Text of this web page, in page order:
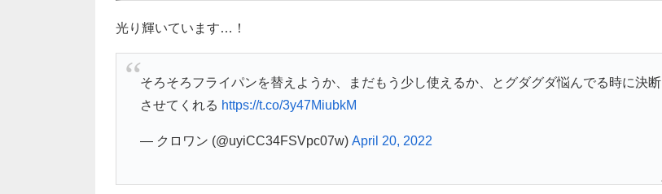
光り輝いています…！
そろそろフライパンを替えようか、まだもう少し使えるか、とグダグダ悩んでる時に決断
させてくれる https://t.co/3y47MiubkM
— クロワン (@uyiCC34FSVpc07w) April 20, 2022